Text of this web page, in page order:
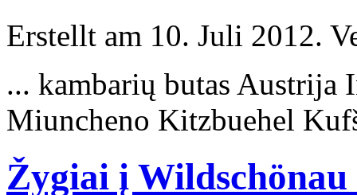
Erstellt am 10. Juli 2012.
... kambarių butas Austrija
Miuncheno Kitzbuehel
Žygiai į